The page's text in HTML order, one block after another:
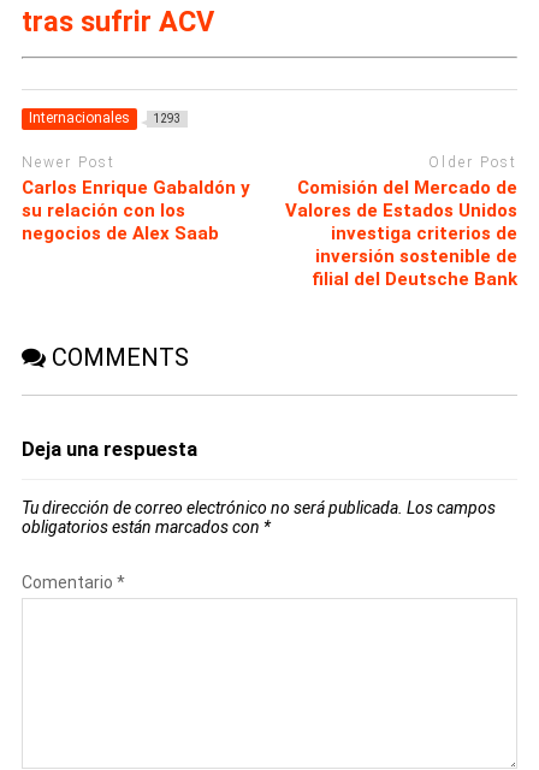
tras sufrir ACV
Internacionales 1293
Newer Post
Carlos Enrique Gabaldón y
su relación con los
negocios de Alex Saab
Older Post
Comisión del Mercado de
Valores de Estados Unidos
investiga criterios de
inversión sostenible de
filial del Deutsche Bank
COMMENTS
Deja una respuesta
Tu dirección de correo electrónico no será publicada. Los campos
obligatorios están marcados con *
Comentario *